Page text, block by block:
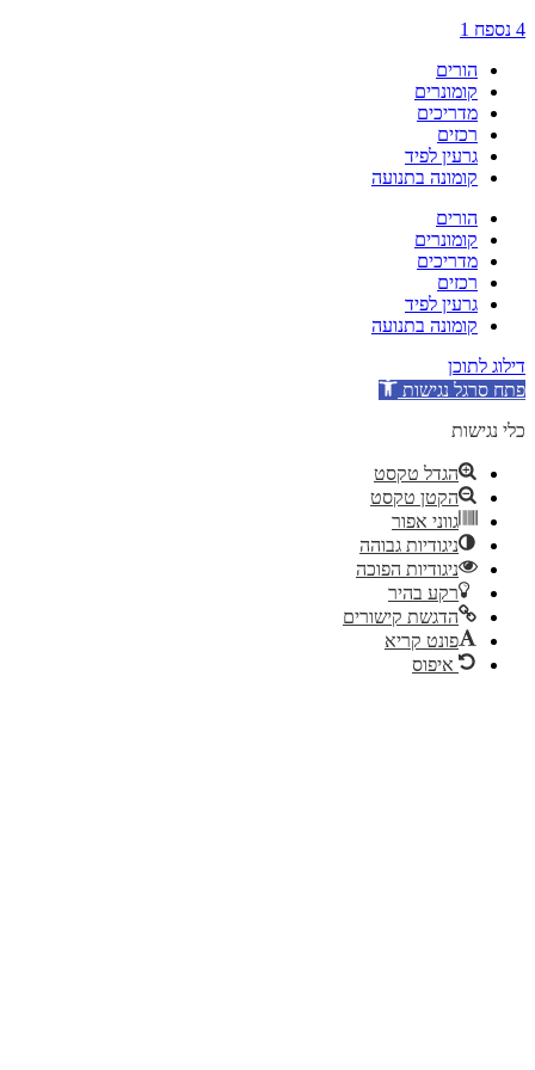
4 נספח 1
הורים
קומונרים
מדריכים
רכזים
גרעין לפיד
קומונה בתנועה
הורים
קומונרים
מדריכים
רכזים
גרעין לפיד
קומונה בתנועה
דילוג לתוכן
פתח סרגל נגישות
כלי נגישות
הגדל טקסט
הקטן טקסט
גווני אפור
ניגודיות גבוהה
ניגודיות הפוכה
רקע בהיר
הדגשת קישורים
פונט קריא
איפוס